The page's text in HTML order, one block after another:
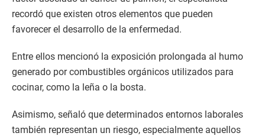
recordó que existen otros elementos que pueden
favorecer el desarrollo de la enfermedad.
Entre ellos mencionó la exposición prolongada al humo
generado por combustibles orgánicos utilizados para
cocinar, como la leña o la bosta.
Asimismo, señaló que determinados entornos laborales
también representan un riesgo, especialmente aquellos